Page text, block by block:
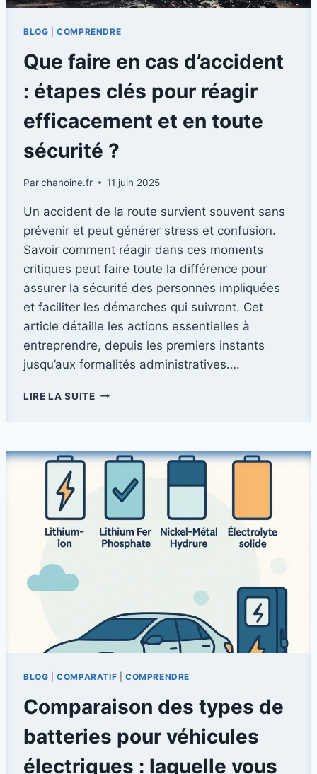
BLOG |COMPRENDRE
Que faire en cas d’accident
: étapes clés pour réagir
efficacement et en toute
sécurité ?
Parchanoine.fr 11 juin 2025
Un accident de la route survient souvent sans
prévenir et peut générer stress et confusion.
Savoir comment réagir dans ces moments
critiques peut faire toute la différence pour
assurer la sécurité des personnes impliquées
et faciliter les démarches qui suivront. Cet
article détaille les actions essentielles à
entreprendre, depuis les premiers instants
jusqu’aux formalités administratives….
LIRE LA SUITEQUE
D’ACCIDENT
ÉTAPES
CLÉS
RÉAGIR
EFFICACEMENT
BLOG |COMPARATIF COMPRENDRE
Comparaison des types de
batteries pour véhicules
électriques : laquelle vous